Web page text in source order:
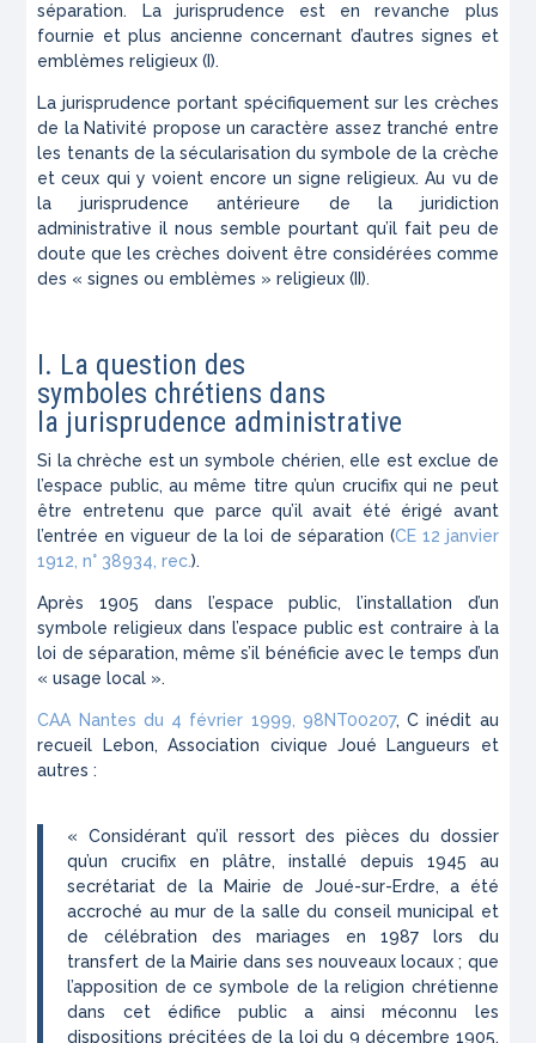
séparation. La jurisprudence est en revanche plus
fournie et plus ancienne concernant d’autres signes et
emblèmes religieux (I).
La jurisprudence portant spécifiquement sur les crèches
de la Nativité propose un caractère assez tranché entre
les tenants de la sécularisation du symbole de la crèche
et ceux qui y voient encore un signe religieux. Au vu de
la jurisprudence antérieure de la juridiction
administrative il nous semble pourtant qu’il fait peu de
doute que les crèches doivent être considérées comme
des « signes ou emblèmes » religieux (II).
I. La question des
symboles chrétiens dans
la jurisprudence administrative
Si la chrèche est un symbole chérien, elle est exclue de
l’espace public, au même titre qu’un crucifix qui ne peut
être entretenu que parce qu’il avait été érigé avant
l’entrée en vigueur de la loi de séparation (CE 12 janvier
1912, n° 38934, rec.).
Après 1905 dans l’espace public, l’installation d’un
symbole religieux dans l’espace public est contraire à la
loi de séparation, même s’il bénéficie avec le temps d’un
« usage local ».
CAA Nantes du 4 février 1999, 98NT00207, C inédit au
recueil Lebon,Association civique Joué Langueurs et
autres:
« Considérant qu’il ressort des pièces du dossier
qu’un crucifix en plâtre, installé depuis 1945 au
secrétariat de la Mairie de Joué-sur-Erdre, a été
accroché au mur de la salle du conseil municipal et
de célébration des mariages en 1987 lors du
transfert de la Mairie dans ses nouveaux locaux ; que
l’apposition de ce symbole de la religion chrétienne
dans cet édifice public a ainsi méconnu les
dispositions précitées de la loi du 9 décembre 1905,